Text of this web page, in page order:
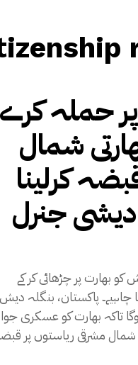
حملہ کرے
شمال
کرلینا
دیشی جنرل
بھارت پر چڑھائی کر کے
ساتوں شمال مشرقی ریاستوں پر قبضہ کر لینا چاہیے۔
تاکہ بھارت کو عسکری
شمال مشرقی ریاستوں پر